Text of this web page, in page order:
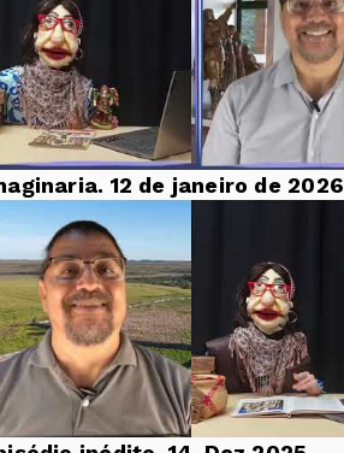
12 de janeiro de 2026